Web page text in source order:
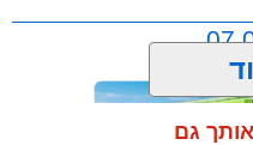
אותך גם